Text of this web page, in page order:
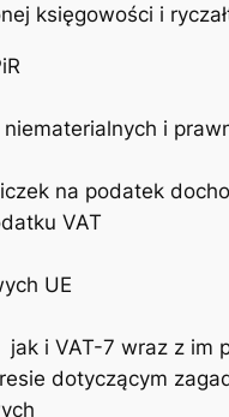
księgowości i
i
na podatek
VAT
UE
i VAT-7 wraz z im
dotyczącym